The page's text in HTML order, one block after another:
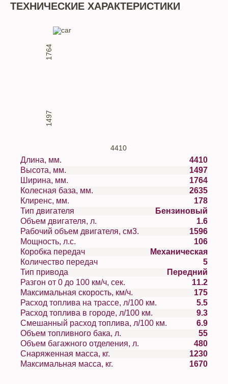
ТЕХНИЧЕСКИЕ ХАРАКТЕРИСТИКИ
4410
1497
1764
Длина, мм.
4410
Высота, мм.
1497
Ширина, мм.
1764
Колесная база, мм.
2635
Клиренс, мм.
178
Тип двигателя
Бензиновый
Объем двигателя, л.
1.6
Рабочий объем двигателя, см3.
1596
Мощность, л.с.
106
Коробка передач
Механическая
Количество передач
5
Тип привода
Передний
Разгон от 0 до 100 км/ч, сек.
11.2
Максимальная скорость, км/ч.
175
Расход топлива на трассе, л/100 км.
5.5
Расход топлива в городе, л/100 км.
9.3
Смешанный расход топлива, л/100 км.
6.9
Объем топливного бака, л.
55
Объем багажного отделения, л.
480
Снаряженная масса, кг.
1230
Максимальная масса, кг.
1670